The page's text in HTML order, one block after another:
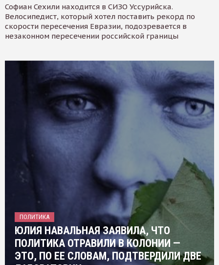
Софиан Сехили находится в СИЗО Уссурийска.
Велосипедист, который хотел поставить рекорд по
скорости пересечения Евразии, подозревается в
незаконном пересечении российской границы
ПОЛИТИКА
ЮЛИЯ НАВАЛЬНАЯ ЗАЯВИЛА, ЧТО
ПОЛИТИКА ОТРАВИЛИ В КОЛОНИИ —
ЭТО, ПО ЕЕ СЛОВАМ, ПОДТВЕРДИЛИ ДВЕ